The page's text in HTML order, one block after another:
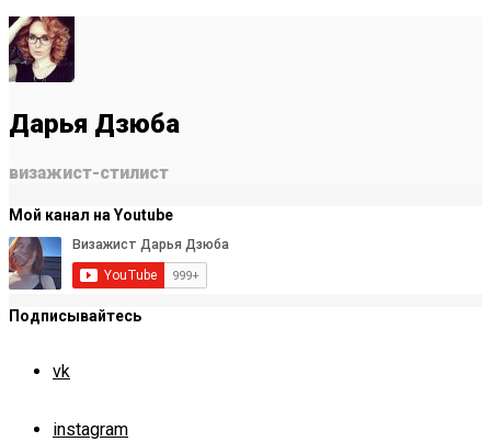
Дарья Дзюба
визажист-стилист
Мой канал на Youtube
Подписывайтесь
vk
instagram